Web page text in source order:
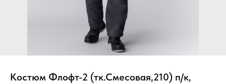
Костюм Флофт-2 (тк.Смесовая,210) п/к,